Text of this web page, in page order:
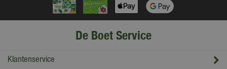
De Boet Service
Klantenservice